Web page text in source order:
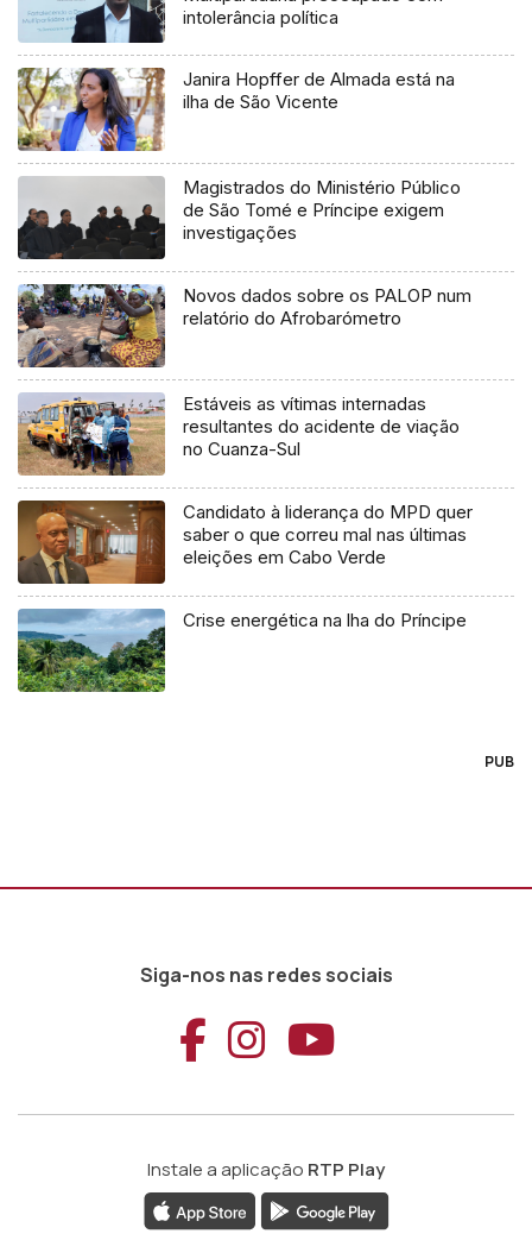
intolerância política
Janira Hopffer de Almada está na
ilha de São Vicente
Magistrados do Ministério Público
de São Tomé e Príncipe exigem
investigações
Novos dados sobre os PALOP num
relatório do Afrobarómetro
Estáveis as vítimas internadas
resultantes do acidente de viação
no Cuanza-Sul
Candidato à liderança do MPD quer
saber o que correu mal nas últimas
eleições em Cabo Verde
Crise energética na lha do Príncipe
PUB
Siga-nos nas redes sociais
Aceder ao
Aceder ao
Aceder
Instale a aplicação RTP Play